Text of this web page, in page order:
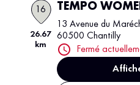
16
26.67
km
TEMPO
13 Avenue du
60500 Chantilly
Fermé